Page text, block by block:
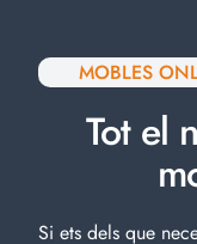
MOBLES
Tot el
Si ets dels que